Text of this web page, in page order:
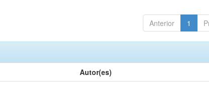
Anterior 1
Autor(es)